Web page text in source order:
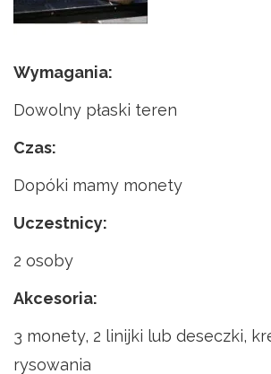
Wymagania:
Dowolny płaski teren
Czas:
Dopóki mamy monety
Uczestnicy:
2 osoby
Akcesoria:
3 monety, 2 linijki lub deseczki,
rysowania